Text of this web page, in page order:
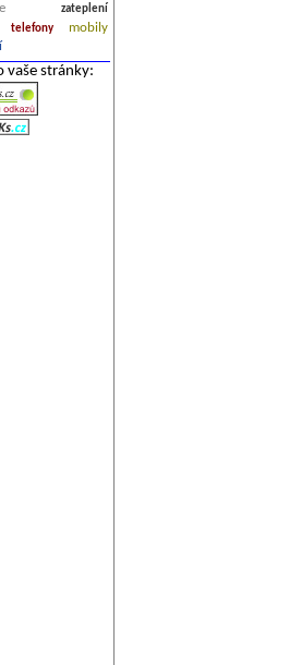
zateplení
telefony
mobily
vaše stránky: